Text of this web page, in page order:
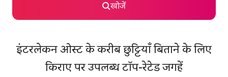
खोजें
इंटरलेकन ओस्ट के करीब छुट्टियाँ बिताने के लिए
किराए पर उपलब्ध टॉप-रेटेड जगहें